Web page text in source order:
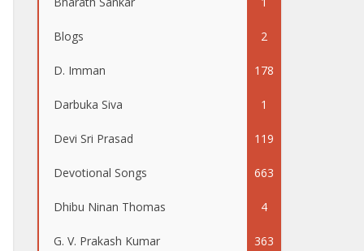
Blogs 2
D. Imman 178
Darbuka Siva 1
Devi Sri Prasad 119
Devotional Songs 663
Dhibu Ninan Thomas 4
G. V. Prakash Kumar 363